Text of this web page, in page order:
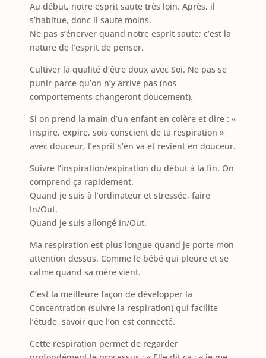
Au début, notre esprit saute très loin. Après, il
s’habitue, donc il saute moins.
Ne pas s’énerver quand notre esprit saute; c’est la
nature de l’esprit de penser.
Cultiver la qualité d’être doux avec Soi. Ne pas se
punir parce qu’on n’y arrive pas (nos
comportements changeront doucement).
Si on prend la main d’un enfant en colère et dire : «
Inspire, expire, sois conscient de ta respiration »
avec douceur, l’esprit s’en va et revient en douceur.
Suivre l’inspiration/expiration du début à la fin. On
comprend ça rapidement.
Quand je suis à l’ordinateur et stressée, faire
In/Out.
Quand je suis allongé In/Out.
Ma respiration est plus longue quand je porte mon
attention dessus. Comme le bébé qui pleure et se
calme quand sa mère vient.
C’est la meilleure façon de développer la
Concentration (suivre la respiration) qui facilite
l’étude, savoir que l’on est connecté.
Cette respiration permet de regarder